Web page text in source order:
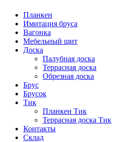
Планкен
Имитация бруса
Вагонка
Мебельный щит
Доска
Палубная доска
Террасная доска
Обрезная доска
Брус
Брусок
Тик
Планкен Тик
Террасная доска Тик
Контакты
Склад